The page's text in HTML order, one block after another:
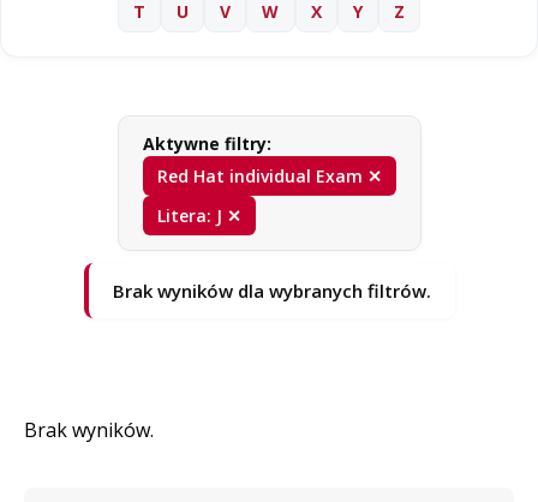
T
U V W X Y Z
Aktywne filtry:
Red Hat individual Exam ✕
Litera: J ✕
Brak wyników dla wybranych filtrów.
Brak wyników.